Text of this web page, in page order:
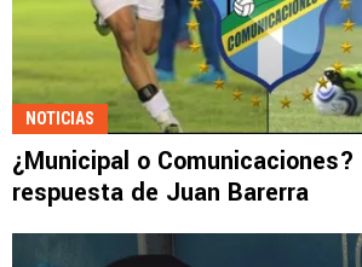
NOTICIAS
¿Municipal o
respuesta de Juan Barerra